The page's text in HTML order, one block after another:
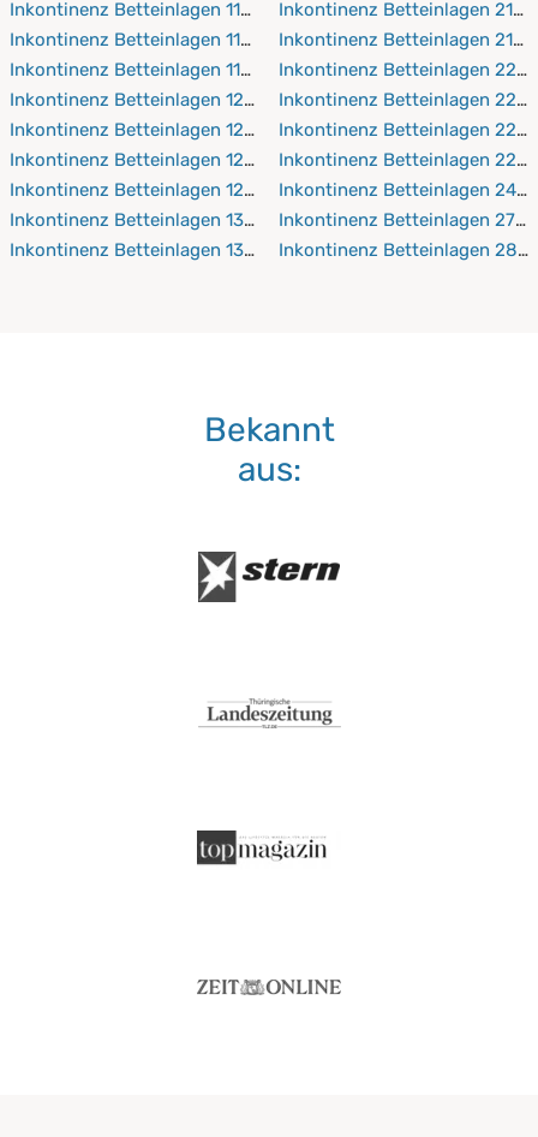
Inkontinenz Betteinlagen 110x200 cm
Inkontinenz Betteinlagen 110x210 cm
Inkontinenz Betteinlagen 110x220 cm
Inkontinenz Betteinlagen 120x190 cm
Inkontinenz Betteinlagen 120x200 cm
Inkontinenz Betteinlagen 120x210 cm
Inkontinenz Betteinlagen 120x220 cm
Inkontinenz Betteinlagen 130x190 cm
Inkontinenz Betteinlagen 130x200 cm
Inkontinenz Betteinlagen
Inkontinenz Betteinlagen
Inkontinenz Betteinlagen
Inkontinenz Betteinlagen
Inkontinenz Betteinlagen
Inkontinenz Betteinlagen
Inkontinenz Betteinlagen
Inkontinenz Betteinlagen
Inkontinenz Betteinlagen
Bekannt
aus: